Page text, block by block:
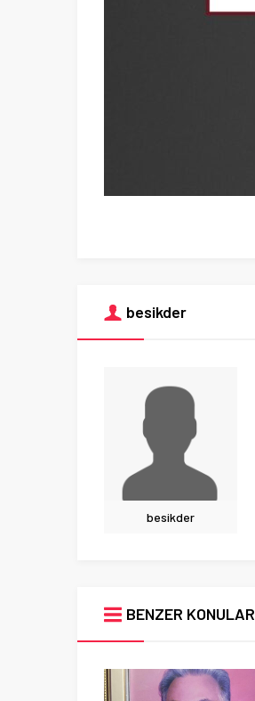
besikder
besikder
BENZER KONULAR